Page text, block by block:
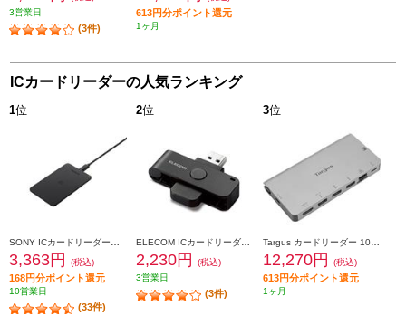
3営業日
(3件)
613円分ポイント還元
1ヶ月
ICカードリーダーの人気ランキング
1位
3,363円 (税込)
168円分ポイント還元
10営業日
(33件)
2位
2,230円
(税込)
3営業日
(3件)
3位
12,270円 (税込)
613円分ポイント還元
1ヶ月